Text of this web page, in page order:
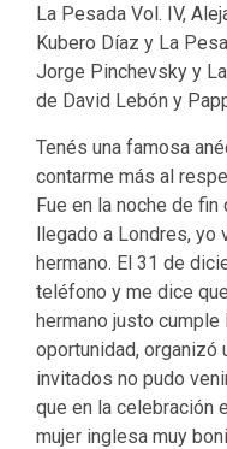
La Pesada Vol. IV,
Kubero Díaz y La
Jorge Pinchevsky y
de David Lebón y
Tenés una famosa
contarme más al
Fue en la noche de
llegado a Londres, yo
hermano. El 31 de
teléfono y me dice
hermano justo
oportunidad, organizó
invitados no pudo
que en la celebración
mujer inglesa muy